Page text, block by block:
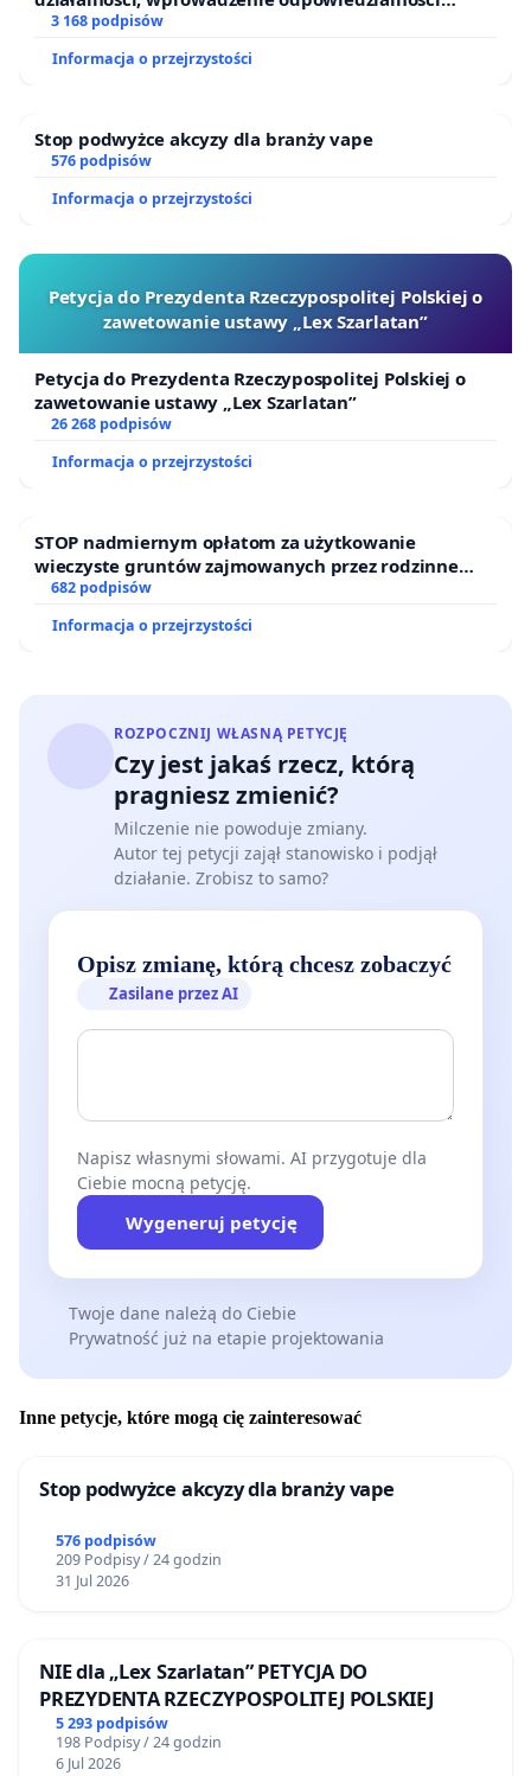
finansowej kluczowych urzędników i sędziów
3 168 podpisów
Informacja o przejrzystości
Stop podwyżce akcyzy dla branży vape
576 podpisów
Informacja o przejrzystości
Petycja do Prezydenta Rzeczypospolitej Polskiej o
zawetowanie ustawy „Lex Szarlatan”
Petycja do Prezydenta Rzeczypospolitej Polskiej o
zawetowanie ustawy „Lex Szarlatan”
26 268 podpisów
Informacja o przejrzystości
STOP nadmiernym opłatom za użytkowanie
wieczyste gruntów zajmowanych przez rodzinne
ogrody działkowe.
682 podpisów
Informacja o przejrzystości
ROZPOCZNIJ WŁASNĄ PETYCJĘ
Czy jest jakaś rzecz, którą
pragniesz zmienić?
Milczenie nie powoduje zmiany.
Autor tej petycji zajął stanowisko i podjął
działanie. Zrobisz to samo?
Opisz zmianę, którą chcesz zobaczyć
Zasilane przez AI
Napisz własnymi słowami. AI przygotuje dla
Ciebie mocną petycję.
Wygeneruj petycję
Twoje dane należą do Ciebie
Prywatność już na etapie projektowania
Inne petycje, które mogą cię zainteresować
Stop podwyżce akcyzy dla branży vape
576 podpisów
209 Podpisy / 24 godzin
31 Jul 2026
NIE dla „Lex Szarlatan” PETYCJA DO
PREZYDENTA RZECZYPOSPOLITEJ POLSKIEJ
5 293 podpisów
198 Podpisy / 24 godzin
6 Jul 2026